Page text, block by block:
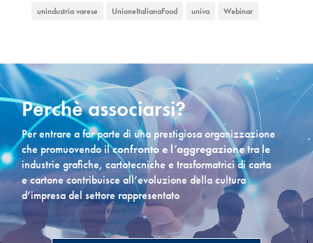
unindustria varese
UnioneItalianaFood univa Webinar
Perchè associarsi?
Per entrare a far parte di una prestigiosa organizzazione
che promuovendo ilconfronto e l’aggregazionetra le
industrie grafiche, cartotecniche e trasformatrici di carta
e cartone contribuisce all’evoluzione della cultura
d’impresa del settore rappresentato